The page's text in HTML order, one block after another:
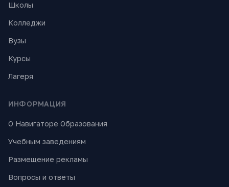
Школы
Колледжи
Вузы
Курсы
Лагеря
ИНФОРМАЦИЯ
О Навигаторе Образования
Учебным заведениям
Размещение рекламы
Вопросы и ответы